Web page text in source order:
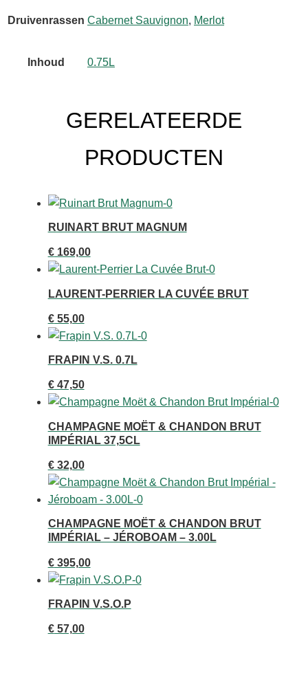
Druivenrassen Cabernet Sauvignon, Merlot
Inhoud 0.75L
GERELATEERDE
PRODUCTEN
RUINART BRUT MAGNUM
€169,00
LAURENT-PERRIER LA CUVÉE BRUT
€55,00
FRAPIN V.S. 0.7L
€47,50
CHAMPAGNE MOËT & CHANDON BRUT
IMPÉRIAL 37,5CL
€32,00
CHAMPAGNE MOËT & CHANDON BRUT
IMPÉRIAL – JÉROBOAM – 3.00L
€395,00
FRAPIN V.S.O.P
€57,00